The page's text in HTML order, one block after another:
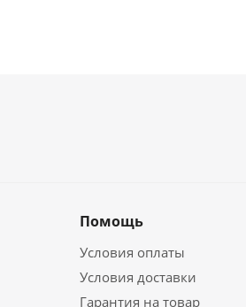
Помощь
Условия оплаты
Условия доставки
Гарантия на товар